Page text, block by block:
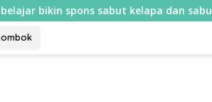
sabut kelapa dan sabun cair